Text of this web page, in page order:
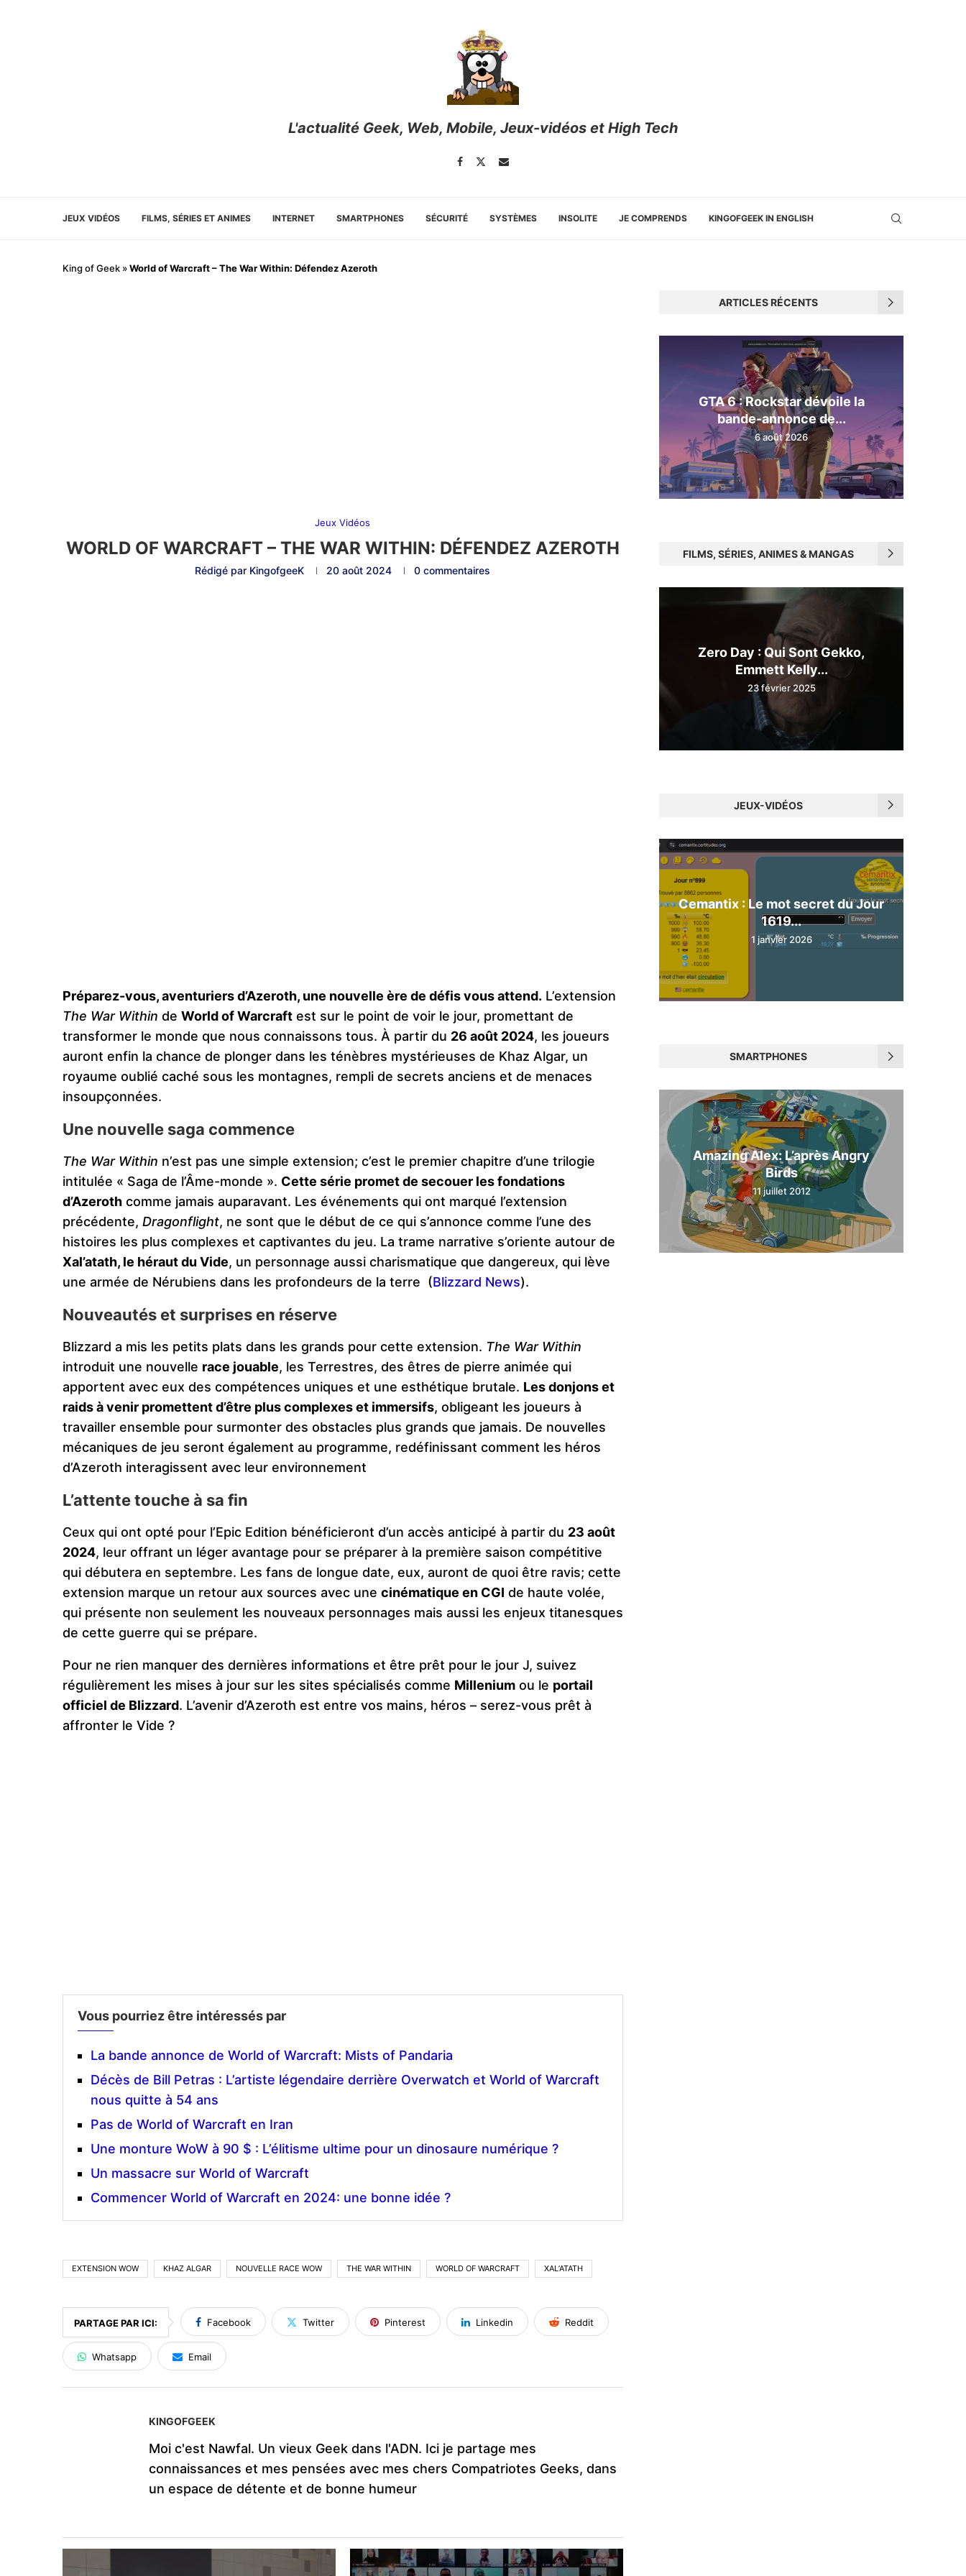
L'actualité Geek, Web, Mobile, Jeux-vidéos et High Tech
JEUX VIDÉOS FILMS, SÉRIES ET ANIMES INTERNET SMARTPHONES SÉCURITÉ SYSTÈMES INSOLITE JE COMPRENDS KINGOFGEEK IN ENGLISH
King of Geek »World of Warcraft – The War Within: Défendez Azeroth
Jeux Vidéos
WORLD OF WARCRAFT – THE WAR WITHIN: DÉFENDEZ AZEROTH
Rédigé par KingofgeeK 20 août 2024 0 commentaires
Préparez-vous, aventuriers d’Azeroth, une nouvelle ère de défis vous attend. L’extension
The War Within de World of Warcraft est sur le point de voir le jour, promettant de
transformer le monde que nous connaissons tous. À partir du 26 août 2024, les joueurs
auront enfin la chance de plonger dans les ténèbres mystérieuses de Khaz Algar, un
royaume oublié caché sous les montagnes, rempli de secrets anciens et de menaces
insoupçonnées.
Une nouvelle saga commence
The War Within n’est pas une simple extension; c’est le premier chapitre d’une trilogie
intitulée « Saga de l’Âme-monde ». Cette série promet de secouer les fondations
d’Azeroth comme jamais auparavant. Les événements qui ont marqué l’extension
précédente, Dragonflight, ne sont que le début de ce qui s’annonce comme l’une des
histoires les plus complexes et captivantes du jeu. La trame narrative s’oriente autour de
Xal’atath, le héraut du Vide, un personnage aussi charismatique que dangereux, qui lève
une armée de Nérubiens dans les profondeurs de la terre​ (Blizzard News).
Nouveautés et surprises en réserve
Blizzard a mis les petits plats dans les grands pour cette extension. The War Within
introduit une nouvelle race jouable, les Terrestres, des êtres de pierre animée qui
apportent avec eux des compétences uniques et une esthétique brutale. Les donjons et
raids à venir promettent d’être plus complexes et immersifs, obligeant les joueurs à
travailler ensemble pour surmonter des obstacles plus grands que jamais. De nouvelles
mécaniques de jeu seront également au programme, redéfinissant comment les héros
d’Azeroth interagissent avec leur environnement​
L’attente touche à sa fin
Ceux qui ont opté pour l’Epic Edition bénéficieront d’un accès anticipé à partir du 23 août
2024, leur offrant un léger avantage pour se préparer à la première saison compétitive
qui débutera en septembre. Les fans de longue date, eux, auront de quoi être ravis; cette
extension marque un retour aux sources avec une cinématique en CGI de haute volée,
qui présente non seulement les nouveaux personnages mais aussi les enjeux titanesques
de cette guerre qui se prépare​.
Pour ne rien manquer des dernières informations et être prêt pour le jour J, suivez
régulièrement les mises à jour sur les sites spécialisés comme Millenium ou le portail
officiel de Blizzard. L’avenir d’Azeroth est entre vos mains, héros – serez-vous prêt à
affronter le Vide ?
Vous pourriez être intéressés par
La bande annonce de World of Warcraft: Mists of Pandaria
Décès de Bill Petras : L’artiste légendaire derrière Overwatch et World of Warcraft
nous quitte à 54 ans
Pas de World of Warcraft en Iran
Une monture WoW à 90 $ : L’élitisme ultime pour un dinosaure numérique ?
Un massacre sur World of Warcraft
Commencer World of Warcraft en 2024: une bonne idée ?
EXTENSION WOW KHAZ ALGAR NOUVELLE RACE WOW THE WAR WITHIN WORLD OF WARCRAFT XAL’ATATH
PARTAGE PAR ICI: Facebook Twitter Pinterest Linkedin Reddit
Whatsapp Email
KINGOFGEEK
Moi c'est Nawfal. Un vieux Geek dans l'ADN. Ici je partage mes
connaissances et mes pensées avec mes chers Compatriotes Geeks, dans
un espace de détente et de bonne humeur
ARTICLES RÉCENTS
GTA 6 : Rockstar dévoile la
bande-annonce de...
6 août 2026
FILMS, SÉRIES, ANIMES & MANGAS
Zero Day : Qui Sont Gekko,
Emmett Kelly...
23 février 2025
JEUX-VIDÉOS
Cemantix : Le mot secret du Jour
1619...
1 janvier 2026
SMARTPHONES
Amazing Alex: L’après Angry
Birds
11 juillet 2012